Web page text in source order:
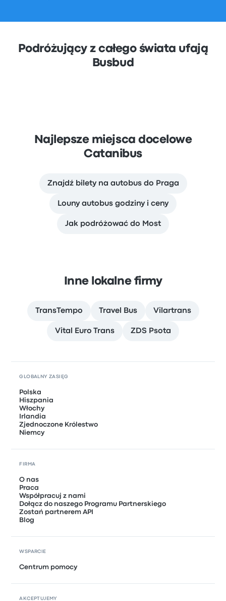
Podróżujący z całego świata ufają
Busbud
Najlepsze miejsca docelowe
Catanibus
Znajdź bilety na autobus do Praga
Louny autobus godziny i ceny
Jak podróżować do Most
Inne lokalne firmy
TransTempo Travel Bus Vilartrans
Vital Euro Trans ZDS Psota
GLOBALNY ZASIĘG
Polska
Hiszpania
Włochy
Irlandia
Zjednoczone Królestwo
Niemcy
FIRMA
O nas
Praca
Współpracuj z nami
Dołącz do naszego Programu Partnerskiego
Zostań partnerem API
Blog
WSPARCIE
Centrum pomocy
AKCEPTUJEMY